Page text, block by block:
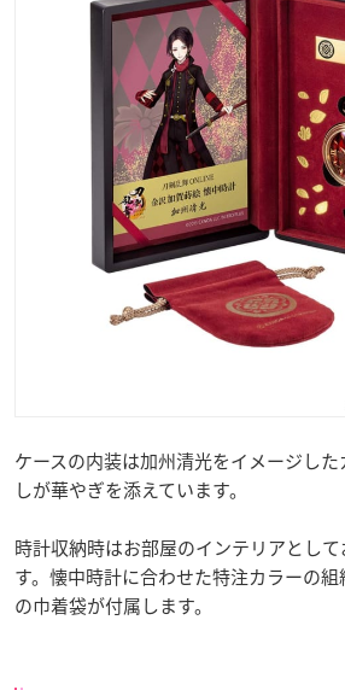
ケースの内装は加州清光をイメージし
しが華やぎを添えています。
時計収納時はお部屋のインテリアとし
す。懐中時計に合わせた特注カラーの
の巾着袋が付属します。